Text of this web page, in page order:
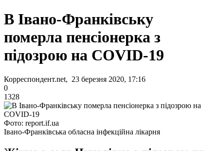
В Івано-Франківську
померла пенсіонерка з
підозрою на COVID-19
Корреспондент.net, 23 березня 2020, 17:16
0
1328
Фото: report.if.ua
Івано-Франківська обласна інфекційна лікарня